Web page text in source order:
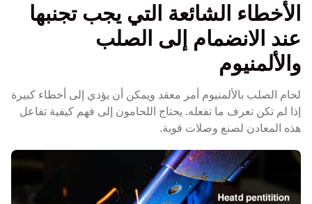
الأخطاء الشائعة التي يجب تجنبها
عند الانضمام إلى الصلب
والألمنيوم
لحام الصلب بالألمنيوم أمر معقد ويمكن أن يؤدي إلى أخطاء كبيرة
إذا لم تكن تعرف ما تفعله. يحتاج اللحامون إلى فهم كيفية تفاعل
هذه المعادن لصنع وصلات قوية.